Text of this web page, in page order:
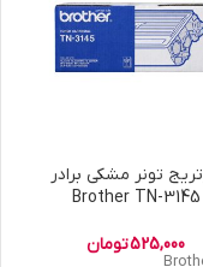
تونر مشکی برادر
Brother TN-3145
525,000تومان